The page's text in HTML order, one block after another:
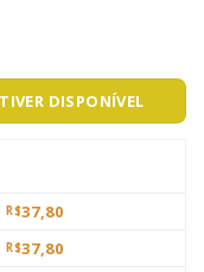
DISPONÍVEL
R$37,80
R$37,80